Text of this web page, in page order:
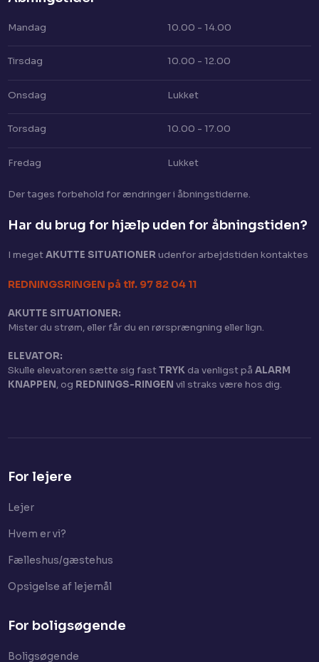
Mandag 10.00 - 14.00
Tirsdag 10.00 - 12.00
Onsdag Lukket
Torsdag 10.00 - 17.00
Fredag Lukket
Der tages for​behold for ændringer i åbningstiderne.
Har du brug for hjælp uden for åbningstiden?​
I megetAKUTTE SITUATIONER​ udenfor arbejdstiden kontaktes
​REDNINGSRINGEN på tlf. 97 82 04 11
AKUTTE SITUATIONER:
Mister du strøm, eller får du en rørsprængning eller lign.
ELEVATOR:
Skulle elevatoren sætte sig fastTRYKda venligst på ALARM
KNAPPEN, og REDNINGS-RINGEN vil straks være hos dig.​
For lejere
Lejer​
Hvem er vi?
Fælleshus/gæstehus
Opsigelse af lejemål
For boligsøgende
Boligsøgende